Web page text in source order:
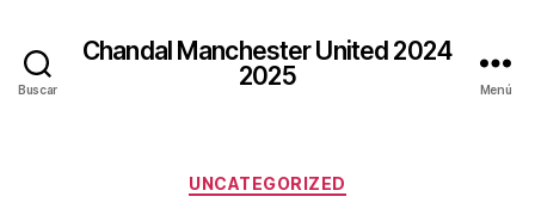
Buscar
Chandal Manchester United 2024
2025
Menú
Categorías
UNCATEGORIZED